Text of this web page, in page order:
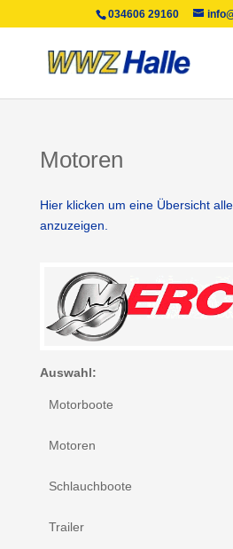
034606 29160
Motoren
Hier klicken um eine Übersicht
anzuzeigen.
Auswahl:
Motorboote
Motoren
Schlauchboote
Trailer